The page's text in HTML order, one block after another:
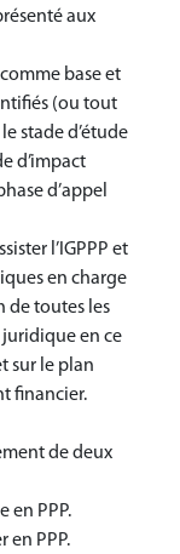
aux
base et
(ou tout
stade d’étude
d’impact
d’appel
l’IGPPP et
en charge
de toutes les
juridique en ce
sur le plan
financier.
de deux
en PPP.
en PPP.